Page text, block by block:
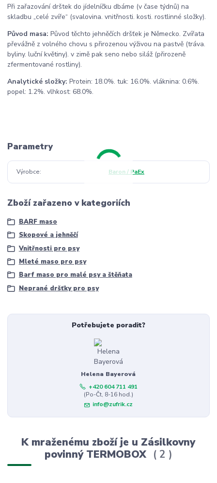
Při zařazování drštek do jídelníčku dbáme (v čase týdnů) na
skladbu „celé zvíře“ (svalovina. vnitřnosti. kosti. rostlinné složky).
Původ masa: Původ těchto jehněčích dršťek je Německo. Zvířata
převážně z volného chovu s přirozenou výživou na pastvě (tráva.
byliny. luční květiny). v zimě pak seno nebo siláž (přirozeně
zfermentované rostliny).
Analytické složky: Protein: 18.0%. tuk: 16.0%. vláknina: 0.6%.
popel: 1.2%. vlhkost: 68.0%.
Parametry
Výrobce Baron / PaEx
Zboží zařazeno v kategoriích
BARF maso
Skopové a jehněčí
Vnitřnosti pro psy
Mleté maso pro psy
Barf maso pro malé psy a štěňata
Neprané dršťky pro psy
Potřebujete poradit?
Helena Bayerová
+420 604 711 491
(Po-Čt, 8-16 hod.)
info@zufrik.cz
K mraženému zboží je u Zásilkovny
povinný TERMOBOX
2